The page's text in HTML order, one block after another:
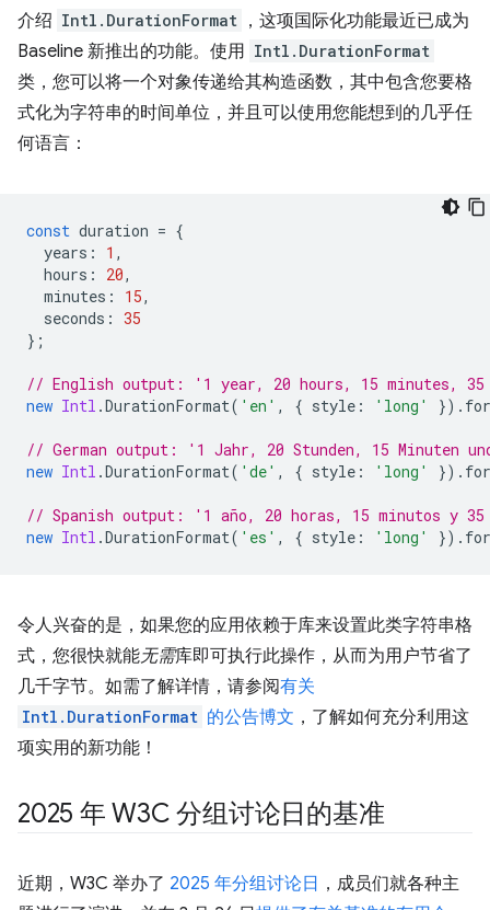
介绍 Intl.DurationFormat ，这项国际化功能最近已成为
Baseline 新推出的功能。使用 Intl.DurationFormat
类，您可以将一个对象传递给其构造函数，其中包含您要格
式化为字符串的时间单位，并且可以使用您能想到的几乎任
何语言：
const duration = {
years : 1 ,
hours : 20,
minutes : 15,
seconds : 35
};
// English output: '1 year, 20 hours, 15 minutes, 35
new Intl .DurationFormat( 'en' , { style : 'long' }).
// German output: '1 Jahr, 20 Stunden, 15 Minuten
new Intl .DurationFormat( 'de' , { style : 'long' }).
// Spanish output: '1 año, 20 horas, 15 minutos y 35
new Intl .DurationFormat( 'es' , { style : 'long' }).
令人兴奋的是，如果您的应用依赖于库来设置此类字符串格
式，您很快就能无需库即可执行此操作，从而为用户节省了
几千字节。如需了解详情，请参阅有关
Intl.DurationFormat 的公告博文 ，了解如何充分利用这
项实用的新功能！
2025 年 W3C 分组讨论日的基准
近期，W3C 举办了 2025 年分组讨论日 ，成员们就各种主